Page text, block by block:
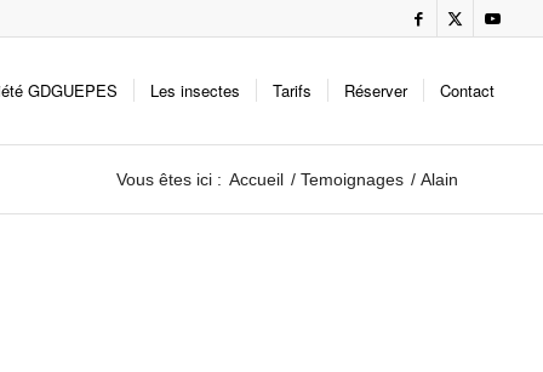
GDGUEPES Les insectes Tarifs Réserver Contact
Vous êtes ici : Accueil / Temoignages / Alain